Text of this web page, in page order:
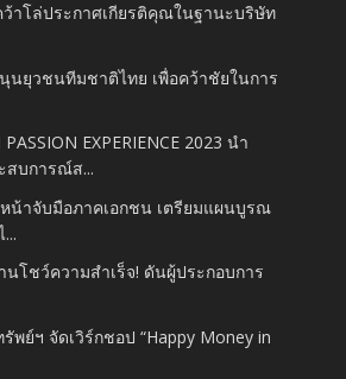
าโล่ประกาศเกียรติคุณในฐานะบริษัท
ยุวชนทีมชาติไทย เพื่อคว้าชัยในการ
EXPERIENCE 2023 นำ
สบการณ์ส...
น้าจับมือภาคเอกชน เตรียมแผนบูรณ
นโชว์ความสำเร็จ! ดันผู้ประกอบการ
พย์ฯ จัดเวิร์กชอป “Happy Money in